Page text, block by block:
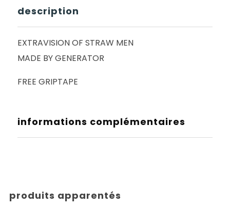
description
EXTRAVISION OF STRAW MEN
MADE BY GENERATOR
FREE GRIPTAPE
informations complémentaires
produits apparentés